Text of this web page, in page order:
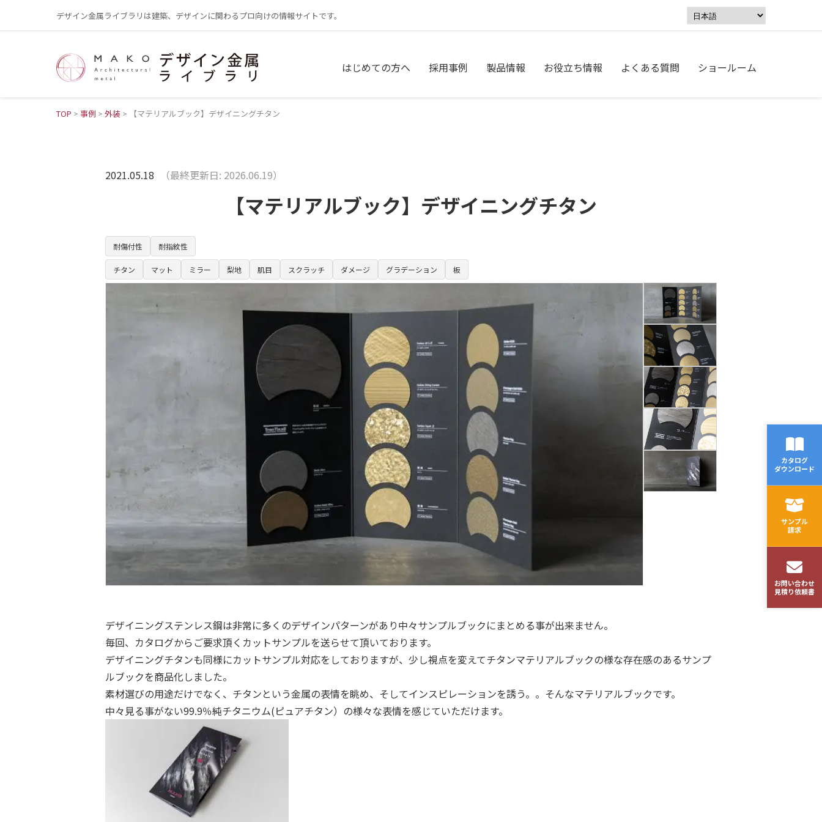
デザイン金属ライブラリは建築、デザインに関わるプロ向けの情報サイトです。
はじめての方へ 採用事例 製品情報 お役立ち情報 よくある質問 ショールーム
TOP > 事例 > 外装 > 【マテリアルブック】デザイニングチタン
2021.05.18 （最終更新日: 2026.06.19）
【マテリアルブック】デザイニングチタン
耐傷付性 耐指紋性
チタン マット ミラー 梨地 肌目 スクラッチ ダメージ グラデーション 板
デザイニングステンレス鋼は非常に多くのデザインパターンがあり中々サンプルブックにまとめる事が出来ません。
毎回、カタログからご要求頂くカットサンプルを送らせて頂いております。
デザイニングチタンも同様にカットサンプル対応をしておりますが、少し視点を変えてチタンマテリアルブックの様な存在感のあるサンプ
ルブックを商品化しました。
素材選びの用途だけでなく、チタンという金属の表情を眺め、そしてインスピレーションを誘う。。そんなマテリアルブックです。
中々見る事がない99.9％純チタニウム(ピュアチタン）の様々な表情を感じていただけます。
カタログ
ダウンロード
サンプル
請求
お問い合わせ
見積り依頼書